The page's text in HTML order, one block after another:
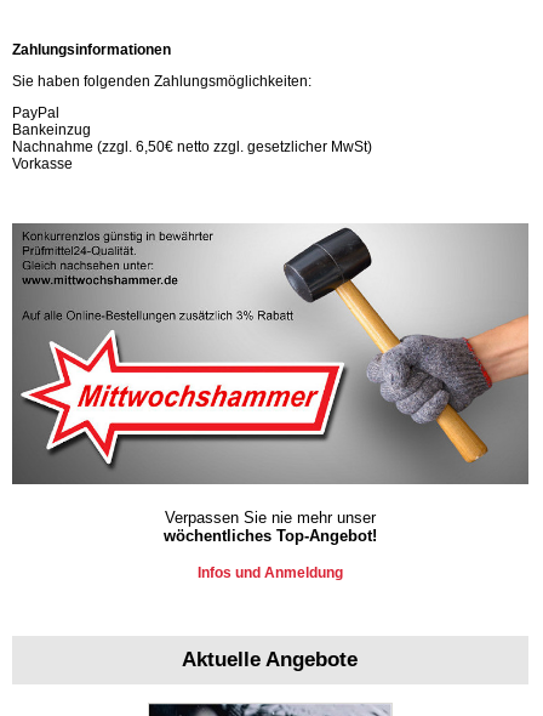
Zahlungsinformationen
Sie haben folgenden Zahlungsmöglichkeiten:
PayPal
Bankeinzug
Nachnahme (zzgl. 6,50€ netto zzgl. gesetzlicher MwSt)
Vorkasse
Verpassen Sie nie mehr unser
wöchentliches Top-Angebot!
Infos und Anmeldung
Aktuelle Angebote